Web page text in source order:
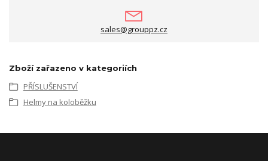
sales@grouppz.cz
Zboží zařazeno v kategoriích
PŘÍSLUŠENSTVÍ
Helmy na koloběžku